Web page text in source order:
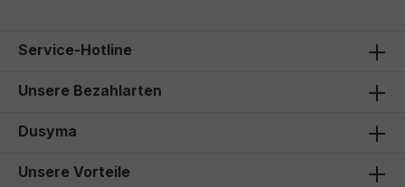
Service-Hotline
Unsere Bezahlarten
Dusyma
Unsere Vorteile